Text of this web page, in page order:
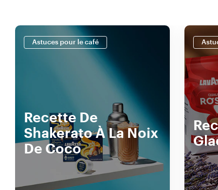
Astuces pour le café
Recette De
Shakerato À La Noix
De Coco